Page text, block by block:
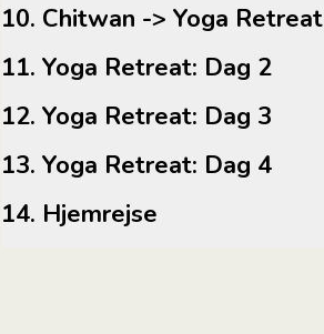
10. Chitwan -> Yoga Retreat
11. Yoga Retreat: Dag 2
12. Yoga Retreat: Dag 3
13. Yoga Retreat: Dag 4
14. Hjemrejse